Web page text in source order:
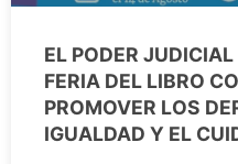
EL PODER
FERIA DEL LIBRO
PROMOVER LOS
IGUALDAD Y EL